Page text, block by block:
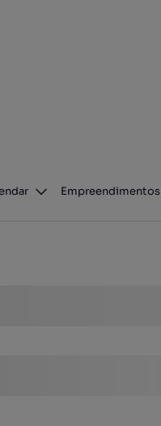
Empreendimentos